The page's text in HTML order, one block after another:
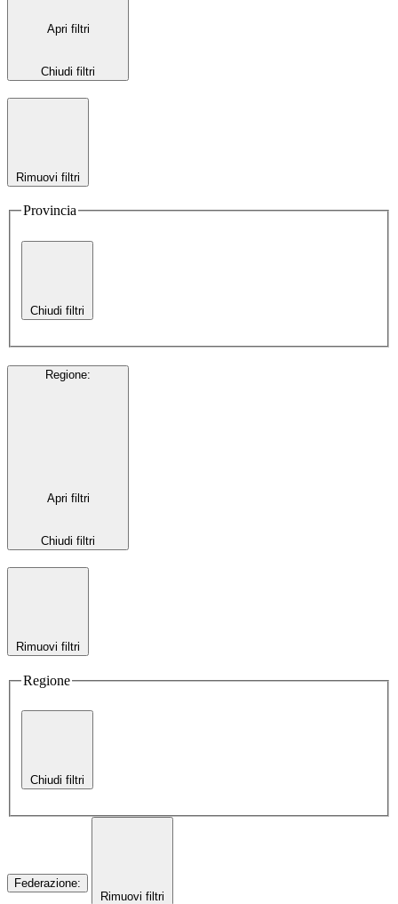
Apri filtri
Chiudi filtri
Rimuovi filtri
Provincia
Chiudi filtri
Regione:
Apri filtri
Chiudi filtri
Rimuovi filtri
Regione
Chiudi filtri
Federazione:
Rimuovi filtri